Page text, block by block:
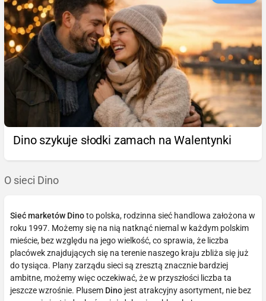
Dino szykuje słodki zamach na Walentynki
O sieci Dino
Sieć marketów Dinoto polska, rodzinna sieć handlowa założona w
roku 1997. Możemy się na nią natknąć niemal w każdym polskim
mieście, bez względu na jego wielkość, co sprawia, że liczba
placówek znajdujących się na terenie naszego kraju zbliża się już
do tysiąca. Plany zarządu sieci są zresztą znacznie bardziej
ambitne, możemy więc oczekiwać, że w przyszłości liczba ta
jeszcze wzrośnie. Plusem Dino jest atrakcyjny asortyment, nie bez